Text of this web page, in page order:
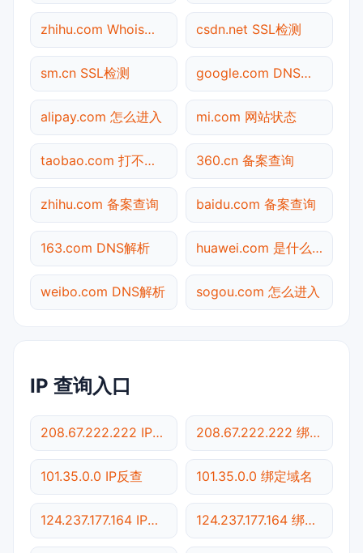
zhihu.com Whois查询 csdn.net SSL检测
sm.cn SSL检测 google.com DNS解析
alipay.com 怎么进入 mi.com 网站状态
taobao.com 打不开检测 360.cn 备案查询
zhihu.com 备案查询 baidu.com 备案查询
163.com DNS解析 huawei.com 是什么网站
weibo.com DNS解析 sogou.com 怎么进入
IP 查询入口
208.67.222.222 IP反查 208.67.222.222 绑定域名
101.35.0.0 IP反查 101.35.0.0 绑定域名
124.237.177.164 IP反查 124.237.177.164 绑定域名